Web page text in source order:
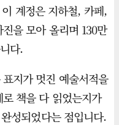
계정은 지하철, 카페,
을 모아 올리며 130만
다.
지가 멋진 예술서적을
책을 다 읽었는지가
성되었다는 점입니다.